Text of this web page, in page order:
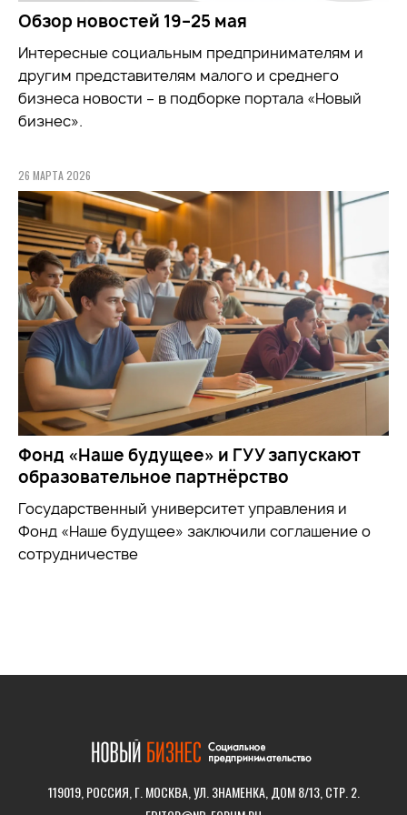
Обзор новостей 19–25 мая
Интересные социальным предпринимателям и
другим представителям малого и среднего
бизнеса новости – в подборке портала «Новый
бизнес».
26 МАРТА 2026
Фонд «Наше будущее» и ГУУ запускают
образовательное партнёрство
Государственный университет управления и
Фонд «Наше будущее» заключили соглашение о
сотрудничестве
119019, РОССИЯ, Г. МОСКВА, УЛ. ЗНАМЕНКА, ДОМ 8/13, СТР. 2.